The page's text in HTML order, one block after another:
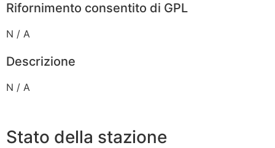
Rifornimento consentito di GPL
N / A
Descrizione
N / A
Stato della stazione